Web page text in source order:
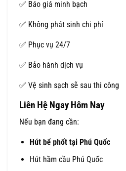
✅ Báo giá minh bạch
✅ Không phát sinh chi phí
✅ Phục vụ 24/7
✅ Bảo hành dịch vụ
✅ Vệ sinh sạch sẽ sau thi công
Liên Hệ Ngay Hôm Nay
Nếu bạn đang cần:
Hút bể phốt tại Phú Quốc
Hút hầm cầu Phú Quốc